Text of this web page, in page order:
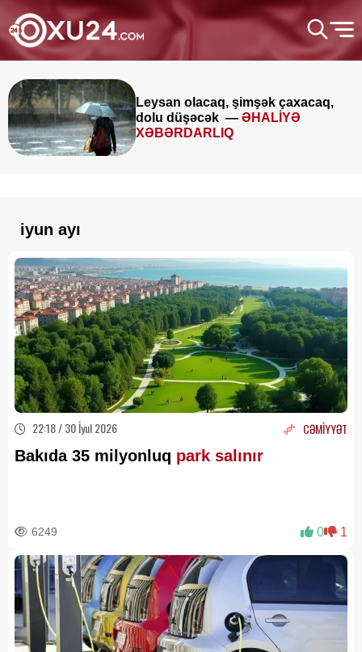
Leysan olacaq, şimşək çaxacaq,
dolu düşəcək — ƏHALİYƏ
XƏBƏRDARLIQ
iyun ayı
22:18 / 30 İyul 2026 CƏMİYYƏT
Bakıda 35 milyonluq park salınır
6249 0 1